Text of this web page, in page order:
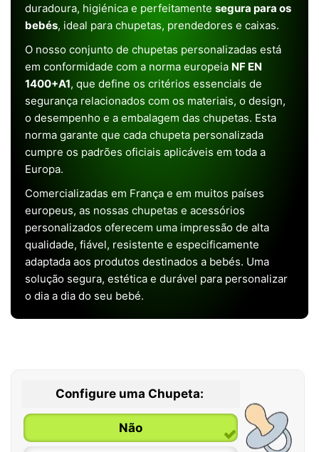
duradoura, higiénica e perfeitamente segura para os
bebés, ideal para chupetas, prendedores e caixas.
O nosso conjunto de chupetas personalizadas está
em conformidade com a norma europeia NF EN
1400+A1, que define os critérios essenciais de
segurança relacionados com os materiais, o design,
o desempenho e a embalagem das chupetas. Esta
norma garante que cada chupeta personalizada
cumpre os padrões oficiais aplicáveis em toda a
Europa.
Comercializadas em França e em muitos países
europeus, as nossas chupetas e acessórios
personalizados oferecem uma impressão de alta
qualidade, fiável, resistente e especificamente
adaptada aos produtos destinados a bebés. Uma
solução segura, estética e durável para personalizar
o dia a dia do seu bebé.
Configure uma Chupeta:
Não